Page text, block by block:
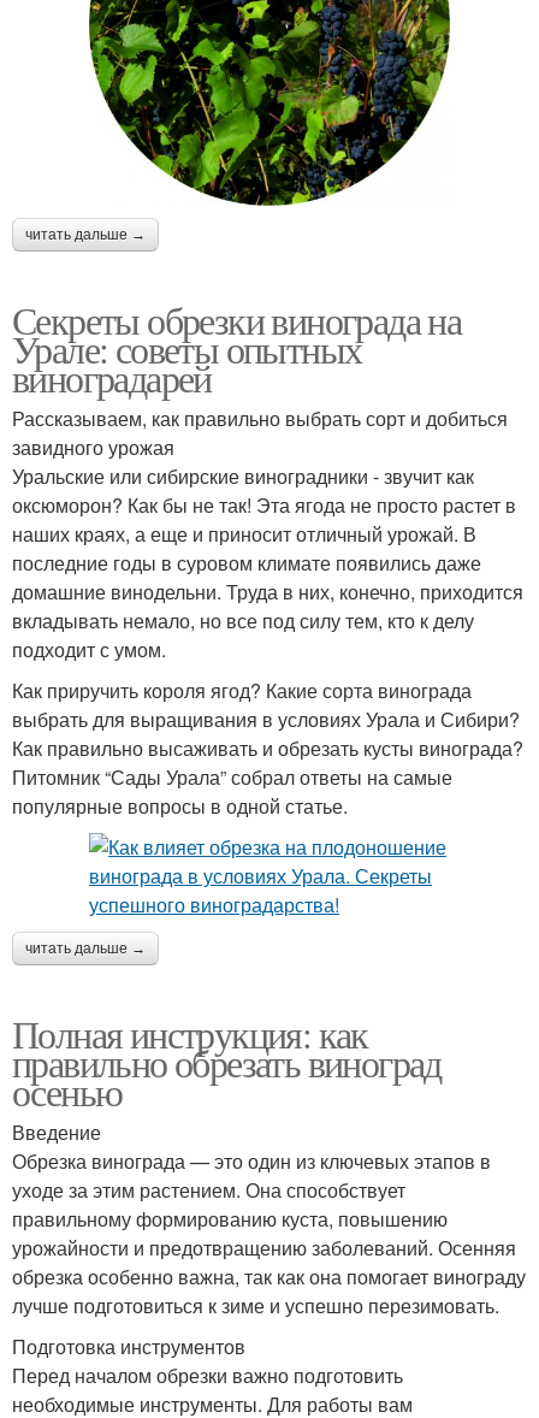
читать дальше →
Секреты обрезки винограда на
Урале: советы опытных
виноградарей
Рассказываем, как правильно выбрать сорт и добиться
завидного урожая
Уральские или сибирские виноградники - звучит как
оксюморон? Как бы не так! Эта ягода не просто растет в
наших краях, а еще и приносит отличный урожай. В
последние годы в суровом климате появились даже
домашние винодельни. Труда в них, конечно, приходится
вкладывать немало, но все под силу тем, кто к делу
подходит с умом.
Как приручить короля ягод? Какие сорта винограда
выбрать для выращивания в условиях Урала и Сибири?
Как правильно высаживать и обрезать кусты винограда?
Питомник “Сады Урала” собрал ответы на самые
популярные вопросы в одной статье.
читать дальше →
Полная инструкция: как
правильно обрезать виноград
осенью
Введение
Обрезка винограда — это один из ключевых этапов в
уходе за этим растением. Она способствует
правильному формированию куста, повышению
урожайности и предотвращению заболеваний. Осенняя
обрезка особенно важна, так как она помогает винограду
лучше подготовиться к зиме и успешно перезимовать.
Подготовка инструментов
Перед началом обрезки важно подготовить
необходимые инструменты. Для работы вам